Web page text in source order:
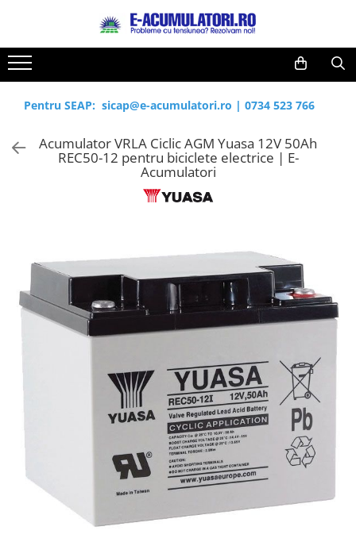
Toate Produsele
Acumulatori, Baterii si Incarcatoare
Uzuale
Baterii alcaline
Baterii litiu
Baterii Industriale
Acumulatori
Ni-MH
Panouri fotovoltaice si accesorii
Panouri fotovoltaice
fotovoltaice
Invertoare
Invertoare Hibrid
Reduceri de vara
Cabluri
Acumulatori
Prelungitoare
Panouri fotovoltaice
Pentru SEAP: sicap@e-acumulatori.ro | 0734 523 766
Acumulator VRLA Ciclic AGM Yuasa 12V 50Ah
REC50-12 pentru biciclete electrice | E-
Acumulatori